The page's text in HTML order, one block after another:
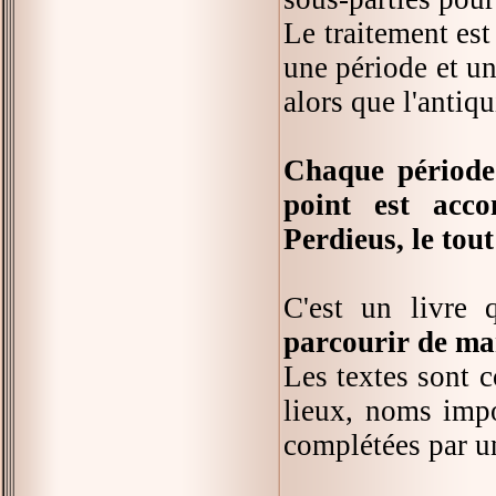
Le traitement
une période et
alors que
Chaque
point est
Perdieus, le
C'est un livre
parcourir de
Les textes sont
lieux, noms
complétées par